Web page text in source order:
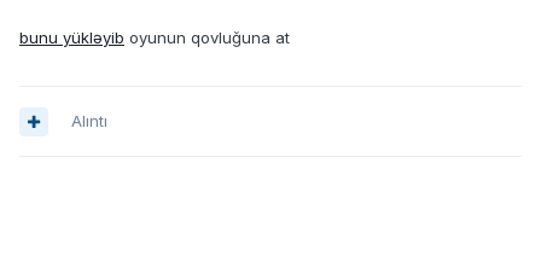
bunu yükləyib oyunun qovluğuna at
Alıntı